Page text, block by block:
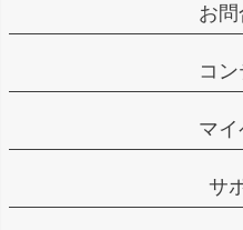
お
コ
マ
サ